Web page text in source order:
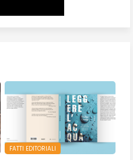
FATTI EDITORIALI